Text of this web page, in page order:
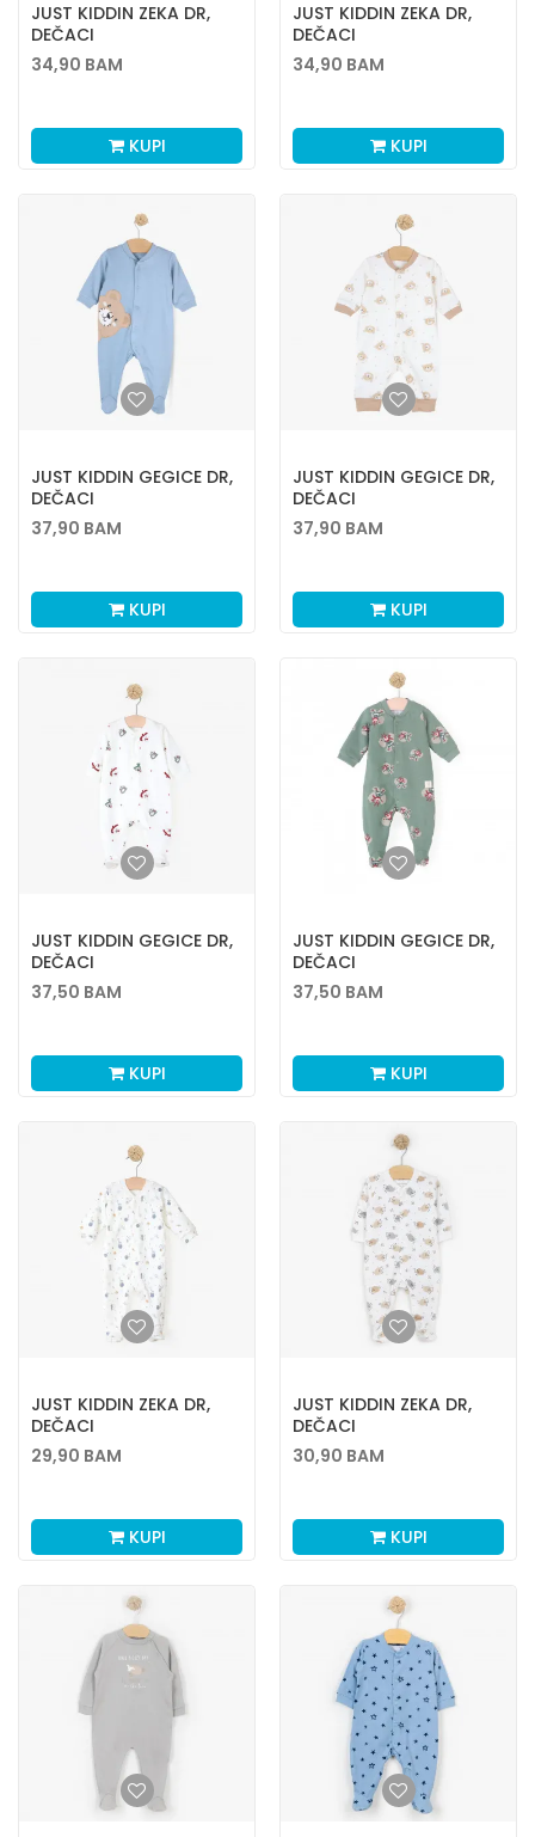
JUST KIDDIN ZEKA DR,
DEČACI
34,90 BAM
KUPI
JUST KIDDIN ZEKA DR,
DEČACI
34,90 BAM
KUPI
JUST KIDDIN GEGICE DR,
DEČACI
37,90 BAM
KUPI
JUST KIDDIN GEGICE DR,
DEČACI
37,90 BAM
KUPI
JUST KIDDIN GEGICE DR,
DEČACI
37,50 BAM
KUPI
JUST KIDDIN GEGICE DR,
DEČACI
37,50 BAM
KUPI
JUST KIDDIN ZEKA DR,
DEČACI
29,90 BAM
KUPI
JUST KIDDIN ZEKA DR,
DEČACI
30,90 BAM
KUPI